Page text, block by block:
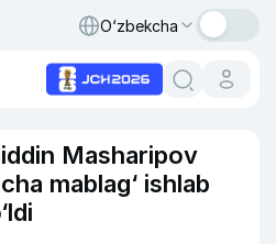
O‘zbekcha
Masharipov
mablag‘ ishlab